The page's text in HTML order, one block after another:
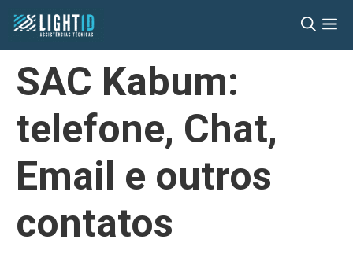
Pular
para
conteúdo
SAC Kabum:
telefone, Chat,
Email e outros
contatos